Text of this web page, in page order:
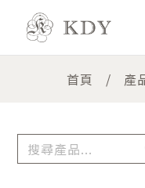
首頁 產